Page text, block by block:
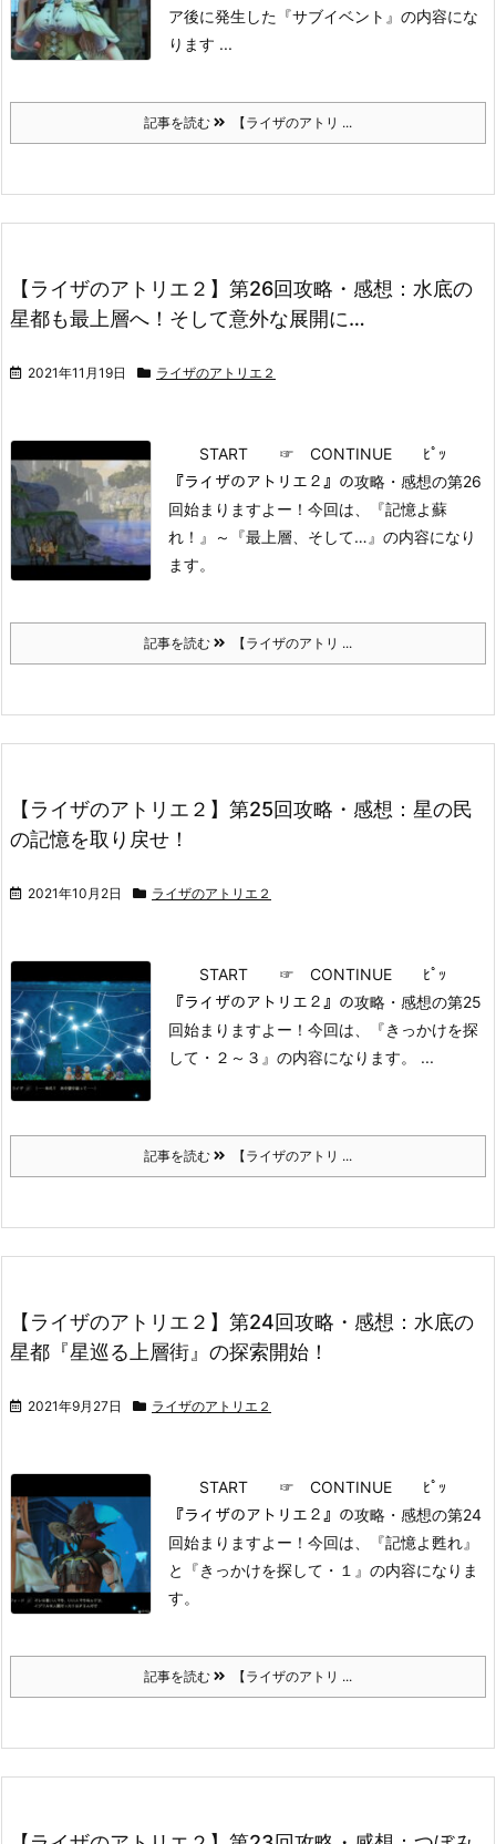
ア後に発生した『サブイベント』の内容にな
ります ...
記事を読む 【ライザのアトリ ...
【ライザのアトリエ２】第26回攻略・感想：水底の
星都も最上層へ！そして意外な展開に…
2021年11月19日 ライザのアトリエ２
START ☞ CONTINUE ﾋﾟｯ
『ライザのアトリエ２』の攻略・感想の第26
回始まりますよー！ 今回は、『記憶よ蘇
れ！』～『最上層、そして…』の内容になり
ます。
記事を読む 【ライザのアトリ ...
【ライザのアトリエ２】第25回攻略・感想：星の民
の記憶を取り戻せ！
2021年10月2日 ライザのアトリエ２
START ☞ CONTINUE ﾋﾟｯ
『ライザのアトリエ２』の攻略・感想の第25
回始まりますよー！ 今回は、『きっかけを探
して・２～３』の内容になります。
...
記事を読む 【ライザのアトリ ...
【ライザのアトリエ２】第24回攻略・感想：水底の
星都『星巡る上層街』の探索開始！
2021年9月27日 ライザのアトリエ２
START ☞ CONTINUE ﾋﾟｯ
『ライザのアトリエ２』の攻略・感想の第24
回始まりますよー！ 今回は、『記憶よ甦れ』
と『きっかけを探して・１』の内容になりま
す。
記事を読む 【ライザのアトリ ...